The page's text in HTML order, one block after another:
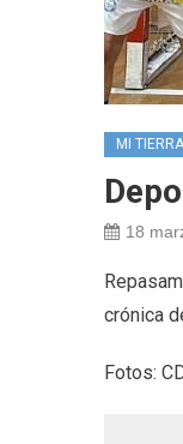
MI TIERRA
18
crónica
Fotos: